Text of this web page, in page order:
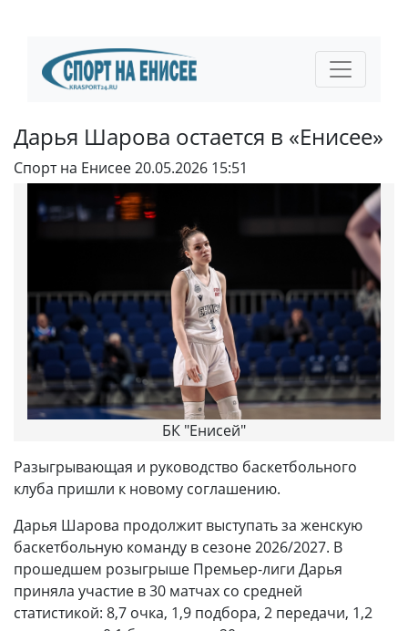
Дарья Шарова остается в «Енисее»
Спорт на Енисее20.05.2026 15:51
БК "Енисей"
Разыгрывающая и руководство баскетбольного
клуба пришли к новому соглашению.
Дарья Шарова продолжит выступать за женскую
баскетбольную команду в сезоне 2026/2027. В
прошедшем розыгрыше Премьер-лиги Дарья
приняла участие в 30 матчах со средней
статистикой: 8,7 очка, 1,9 подбора, 2 передачи, 1,2